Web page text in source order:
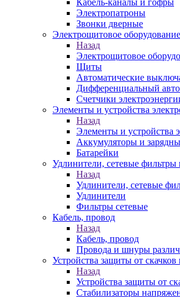
Кабель-каналы и гофры
Электропатроны
Звонки дверные
Электрощитовое оборудование
Назад
Электрощитовое
Щиты
Автоматические
Дифференциальный
Счетчики
Элементы и устройства
Назад
Элементы и устройства
Аккумуляторы и
Батарейки
Удлинители, сетевые фильтры
Назад
Удлинители, сетевые
Удлинители
Фильтры сетевые
Кабель, провод
Назад
Кабель, провод
Провода и шнуры
Устройства защиты от
Назад
Устройства защиты от
Стабилизаторы